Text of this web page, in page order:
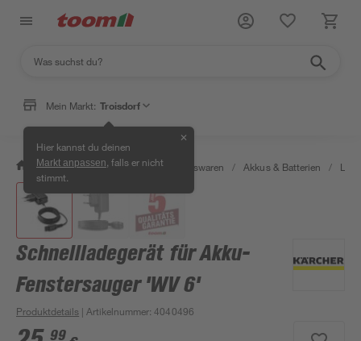
Mein Markt: Troisdorf
Hier kannst du deinen
Markt anpassen , falls er nicht
stimmt.
✕
/ Wohnen & Haushalt / Haushaltswaren / Akkus & Batterien /
Schnellladegerät für Akku-
Fenstersauger 'WV 6'
Produktdetails | Artikelnummer:4040496
99